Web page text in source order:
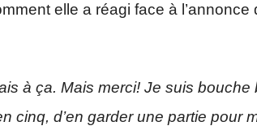
elle a réagi face à l’annonce
à ça. Mais merci! Je suis bouche
cinq, d’en garder une partie pour